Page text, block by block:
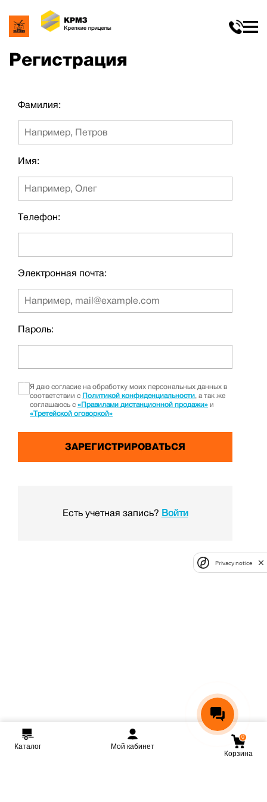
Регистрация
Фамилия:
Имя:
Телефон:
Электронная почта:
Пароль:
Я даю согласие на обработку моих персональных данных в
соответствии с Политикой конфиденциальности, а так же
соглашаюсь с «Правилами дистанционной продажи» и
«Третейской оговоркой»
Есть учетная запись? Войти
Каталог Мой кабинет
0
Корзина
Privacy notice